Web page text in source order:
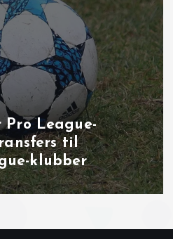
overbevisende
Sint‑Truiden